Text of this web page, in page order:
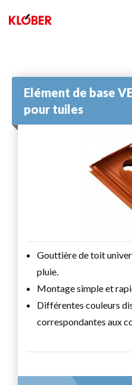
Elément de base
pour tuiles
Gouttière de toit
pluie.
Montage simple et
Différentes couleurs
correspondantes aux